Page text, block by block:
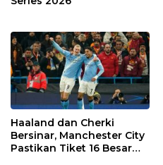
Haaland dan Cherki
Bersinar, Manchester City
Pastikan Tiket 16 Besar